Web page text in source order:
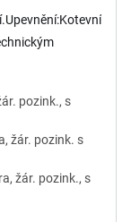
pozink., s
žár. pozink. s
žár. pozink., s